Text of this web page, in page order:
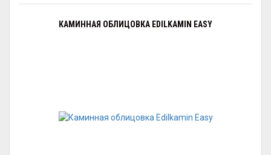
КАМИННАЯ ОБЛИЦОВКА EDILKAMIN EASY